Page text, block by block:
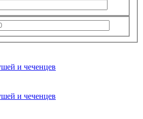
и чеченцев
и чеченцев